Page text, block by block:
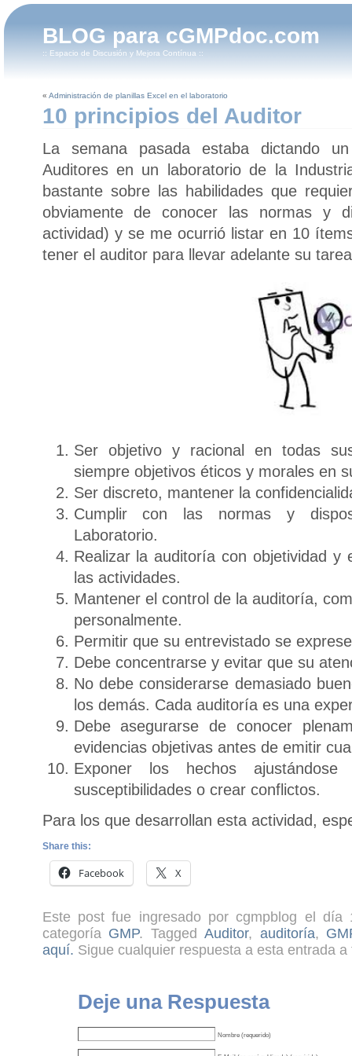
BLOG para cGMPdoc.com
:: Espacio de Discusión y Mejora Contínua ::
« Administración de planillas Excel en el laboratorio
10 principios del Auditor
La semana pasada estaba dictando
Auditores en un laboratorio de la
bastante sobre las habilidades que
obviamente de conocer las normas y
actividad) y se me ocurrió listar en 10
tener el auditor para llevar adelante su
Ser objetivo y racional en todas
siempre objetivos éticos y morales en
Ser discreto, mantener la
Cumplir con las normas y
Laboratorio.
Realizar la auditoría con objetividad y
las actividades.
Mantener el control de la auditoría,
personalmente.
Permitir que su entrevistado se
Debe concentrarse y evitar que su
No debe considerarse demasiado
los demás. Cada auditoría es una
Debe asegurarse de conocer
evidencias objetivas antes de emitir
Exponer los hechos
susceptibilidades o crear conflictos.
Para los que desarrollan esta actividad,
Share this:
Facebook X
Este post fue ingresado por cgmpblog el
categoría GMP. Tagged Auditor, auditoría,
aquí. Sigue cualquier respuesta a esta entrada
Deje una Respuesta
Nombre (requerido)